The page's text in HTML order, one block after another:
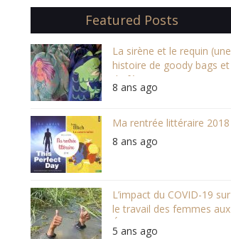
Featured Posts
La sirène et le requin (une
histoire de goody bags et
de féminisme)
8 ans ago
Ma rentrée littéraire 2018
8 ans ago
L’impact du COVID-19 sur
le travail des femmes aux
États-Unis
5 ans ago